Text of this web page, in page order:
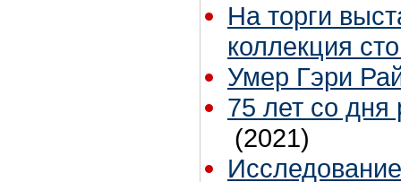
На торги
коллекция
Умер Гэри
75 лет со
(2021)